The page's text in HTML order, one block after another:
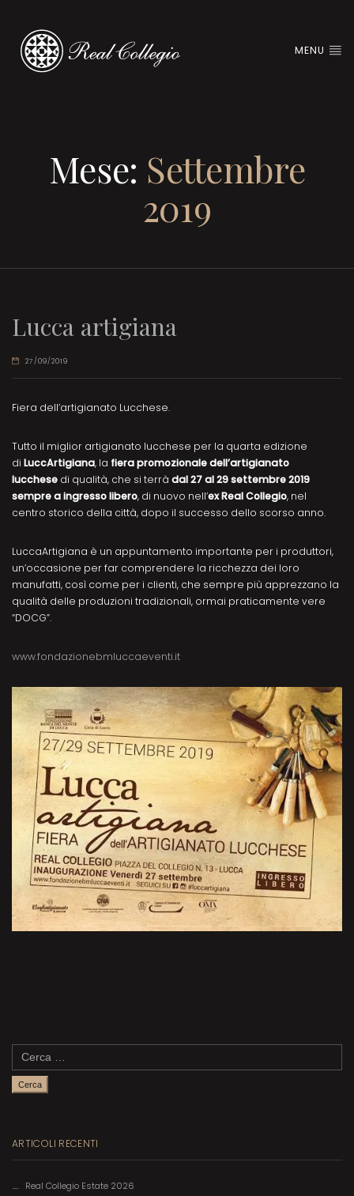
MENU
Mese: Settembre
2019
Lucca artigiana
27/09/2019
Fiera dell’artigianato Lucchese.
Tutto il miglior artigianato lucchese per la quarta edizione
di LuccArtigiana, la fiera promozionale dell’artigianato
lucchese di qualità, che si terrà dal 27 al 29 settembre 2019
sempre a ingresso libero, di nuovo nell’ex Real Collegio, nel
centro storico della città, dopo il successo dello scorso anno.
LuccaArtigiana è un appuntamento importante per i produttori,
un’occasione per far comprendere la ricchezza dei loro
manufatti, così come per i clienti, che sempre più apprezzano la
qualità delle produzioni tradizionali, ormai praticamente vere
“DOCG”.
www.fondazionebmluccaeventi.it
per:
ARTICOLI RECENTI
Real Collegio Estate 2026